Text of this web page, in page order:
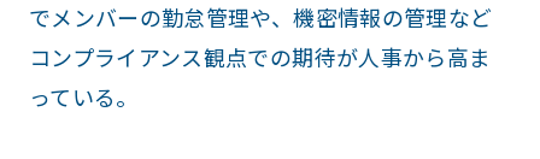
でメンバーの勤怠管理や、機密情報の管理など
コンプライアンス観点での期待が人事から高ま
っている。